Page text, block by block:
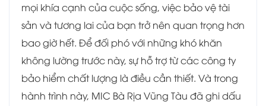
mọi khía cạnh của cuộc sống, việc bảo vệ tài
sản và tương lai của bạn trở nên quan trọng hơn
bao giờ hết. Để đối phó với những khó khăn
không lường trước này, sự hỗ trợ từ các công ty
bảo hiểm chất lượng là điều cần thiết. Và trong
hành trình này, MIC Bà Rịa Vũng Tàu đã ghi dấu